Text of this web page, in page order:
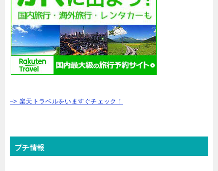
–> 楽天トラベルをいますぐチェック！
プチ情報